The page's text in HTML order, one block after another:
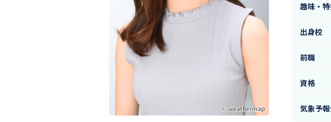
趣味・
出身校
前職
資格
気象予